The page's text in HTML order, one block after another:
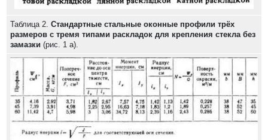
Таблица 2. Стандартные стальные оконные профили трёх
размеров с тремя типами раскладок для крепления стекла без
замазки (рис. 1 а).